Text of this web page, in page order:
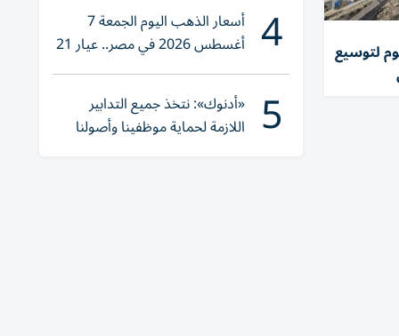
اليوم لتوسيع 4 أسعار الذهب اليوم الجمعة 7
أغسطس 2026 في مصر.. عيار 21
يقترب من هذا الرقم
5 «أدنوك»: نتخذ جميع التدابير
اللازمة لحماية موظفينا وأصولنا